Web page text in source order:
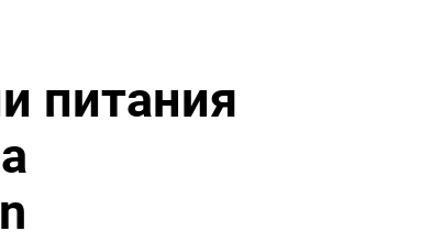
питания